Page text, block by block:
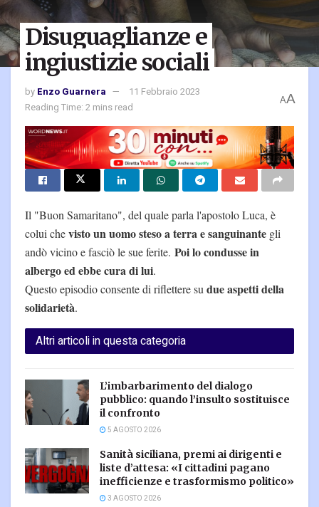
Disuguaglianze e
ingiustizie sociali
by Enzo Guarnera
11 Febbraio 2023
Reading Time: 2 mins read
AA
Il "Buon Samaritano", del quale parla l'apostolo Luca, è
colui chevisto un uomo steso a terra e sanguinante gli
andò vicino e fasciò le sue ferite. Poi lo condusse in
albergo ed ebbe cura di lui.
Questo episodio consente di riflettere su due aspetti della
solidarietà.
Altri articoli in questa categoria
L’imbarbarimento del dialogo
pubblico: quando l’insulto sostituisce
il confronto
5 AGOSTO 2026
Sanità siciliana, premi ai dirigenti e
liste d’attesa: «I cittadini pagano
inefficienze e trasformismo politico»
3 AGOSTO 2026